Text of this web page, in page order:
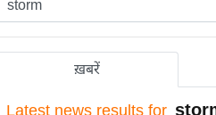
ख़बरें
Latest news results for